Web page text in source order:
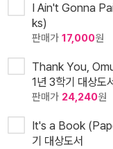
I Ain't Gonna
ks)
판매가 17,000원
Thank You,
1년 3학기 대상도
판매가 24,240원
It's a Book
기 대상도서